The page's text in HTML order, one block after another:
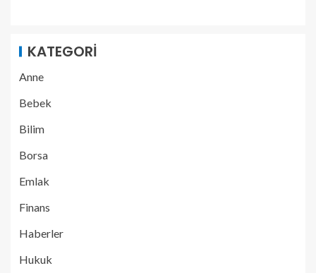
KATEGORI
Anne
Bebek
Bilim
Borsa
Emlak
Finans
Haberler
Hukuk